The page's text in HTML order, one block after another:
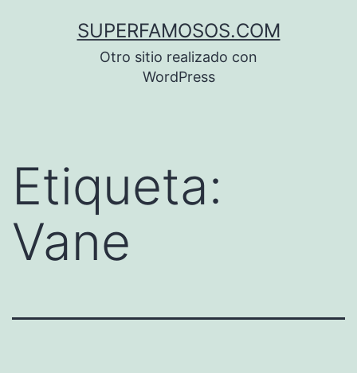
SUPERFAMOSOS.COM
Otro sitio realizado con
WordPress
Etiqueta:
Vane